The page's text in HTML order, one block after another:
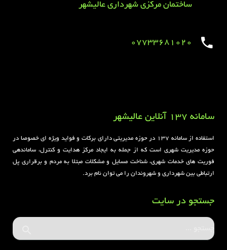
ساختمان مرکزی شهرداری عالیشهر
07733681020
سامانه 137 آنلاین عالیشهر
استفاده از سامانه ۱۳۷ در حوزه مدیریتی دارای برکات و فواید ویژه ای خصوصا در
حوزه مدیریت شهری است که از جمله به ایجاد مرکز هدایت و کنترل، ساماندهی
فوریت های خدمات شهری، شناخت مسایل و مشکلات مبتلا به مردم و برقراری پل
ارتباطی بین شهرداری و شهروندان را می توان نام برد.
جستجو در سایت